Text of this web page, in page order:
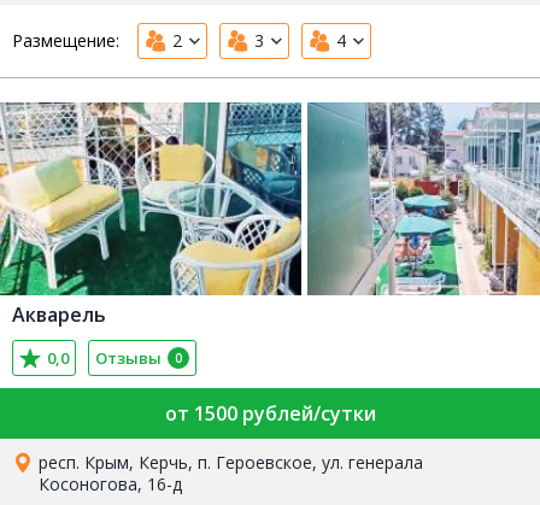
Размещение: 2 3 4
Акварель
0,0 Отзывы 0
от 1500 рублей/сутки
респ. Крым, Керчь, п. Героевское, ул. генерала
Косоногова, 16-д